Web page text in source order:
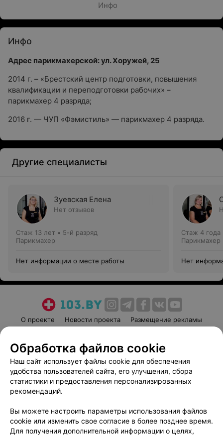
Инфо
Инфо
Адрес парикмахерской: ул. Хоружей, 25
2014 г. – «Брестский центр подготовки, повышения
квалификации и переподготовки рабочих» –
парикмахер 4 разряда;
2016 г. — ЧУП «Фэмистиль» — парикмахер 4 разряда.
Другие специалисты
Зуевская Елена
Нет отзывов
Стаж 13 лет • 5-й разряд
Парикмахер
Нет информации о месте работы
Стаж 4 года
Парикмахер
Нет
О проекте Новости проекта
Размещение рекламы
Пользовательское соглашение
Способы оплаты
Вакансии
Партнеры
Написать руководителю 103.by
Обработка персональных данных
Обработка файлов cookie
Наш сайт использует файлы cookie для обеспечения
удобства пользователей сайта, его улучшения, сбора
статистики и предоставления персонализированных
рекомендаций.
Вы можете настроить параметры использования файлов
cookie или изменить свое согласие в более позднее время.
Для получения дополнительной информации о целях,